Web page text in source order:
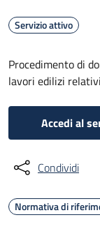
Servizio attivo
Procedimento di
lavori edilizi
Accedi al
Condividi
Normativa di